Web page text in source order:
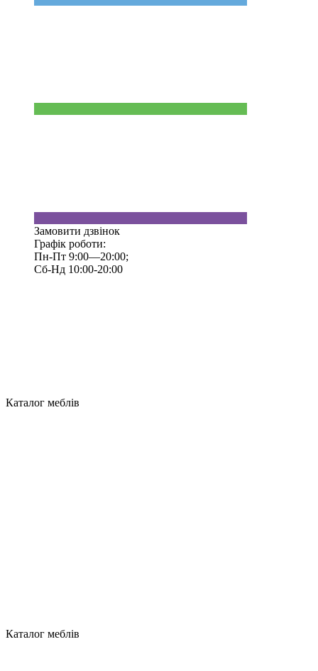
Замовити дзвінок
Графік роботи:
Пн-Пт 9:00—20:00;
Сб-Нд 10:00-20:00
Каталог меблів
Каталог меблів